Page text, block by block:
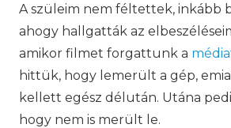
A szüleim nem féltettek, inkább
ahogy hallgatták az
amikor filmet forgattunk a
hittük, hogy lemerült a gép,
kellett egész délután. Utána
hogy nem is merült le.